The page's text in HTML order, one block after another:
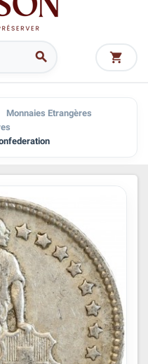
 
Monnaies Etrangères